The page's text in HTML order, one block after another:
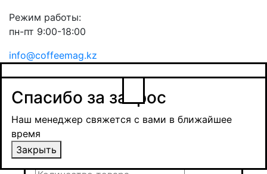
Режим работы:
пн-пт 9:00-18:00
info@coffeemag.kz
Заказ товара
Уведомить о поступлении
Спасибо за заявку
Наш менеджер свяжется с вами в ближайшее
время и обсудит сроки поставки и условия
оплаты
Закрыть
Получить оптовую цену
Спасибо за запрос
Наш менеджер свяжется с вами в ближайшее
время
Закрыть